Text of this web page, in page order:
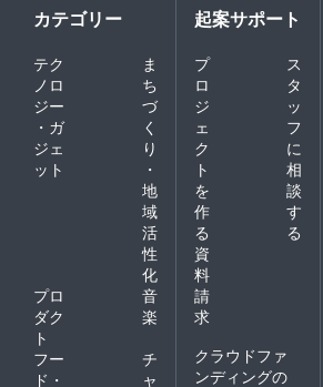
カテゴリー
テク
ノロ
ジー
・ガ
ジェ
ット
ま
ち
づ
く
り
・
地
域
活
性
化
プロ
ダク
ト
音
楽
フー
ド・
チ
ャ
起案サポート
プ
ロ
ジ
ェ
ク
ト
を
作
る
ス
タ
ッ
フ
に
相
談
す
る
資
料
請
求
クラウドファ
ンディングの